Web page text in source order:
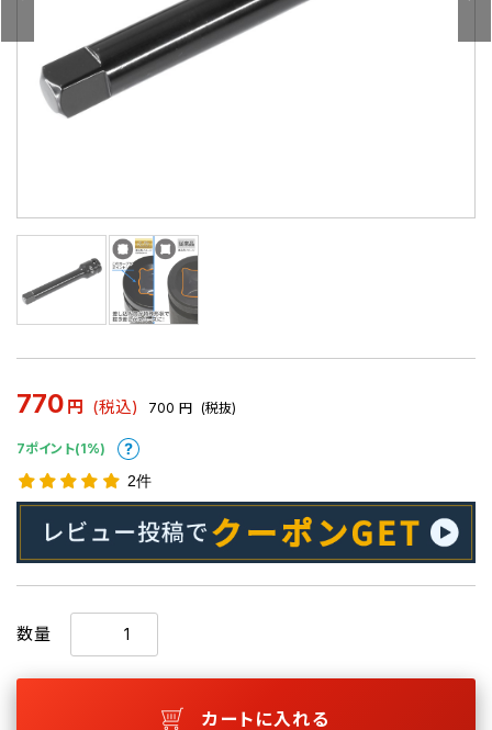
770 円 (税込) 700 円 (税抜)
7ポイント(1%)
2件
数量
カートに入れる